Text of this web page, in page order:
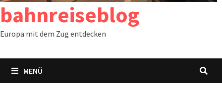
bahnreiseblog
Europa mit dem Zug entdecken
MENÜ